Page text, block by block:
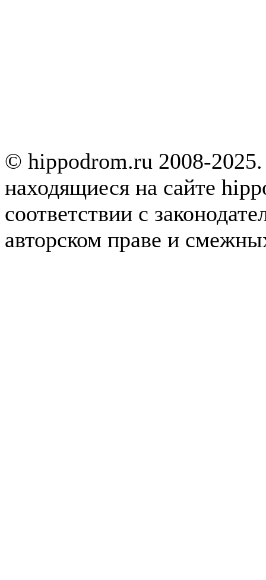
© hippodrom.ru 2008-
находящиеся на сайте
соответствии с
авторском праве и